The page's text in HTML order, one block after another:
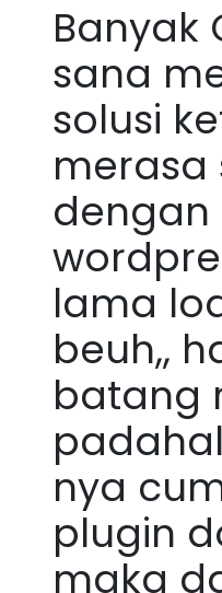
Banyak
sana
solusi
merasa
lama
beuh,,
batang
nya
plugin
maka